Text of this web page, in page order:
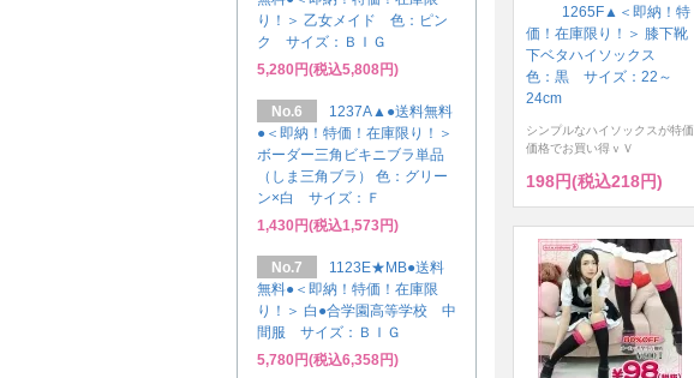
1265F▲＜即納！特
価！在庫限り！＞ 膝下靴
下ベタハイソックス
色：黒 サイズ：22～
24cm
シンプルなハイソックスが特価
価格でお買い得ｖＶ
198円(税込218円)
り！＞ 乙女メイド 色：ピン
ク サイズ：ＢＩＧ
5,280円(税込5,808円)
No.6
1237A▲●送料無料
●＜即納！特価！在庫限り！＞
ボーダー三角ビキニブラ単品
（しま三角ブラ） 色：グリー
ン×白 サイズ：Ｆ
1,430円(税込1,573円)
No.7
1123E★MB●送料
無料●＜即納！特価！在庫限
り！＞ 白●合学園高等学校 中
間服 サイズ：ＢＩＧ
5,780円(税込6,358円)